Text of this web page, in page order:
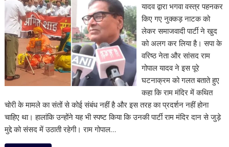
यादव द्वारा भगवा वस्त्र पहनकर
किए गए नुक्कड़ नाटक को
लेकर समाजवादी पार्टी ने खुद
को अलग कर लिया है। सपा के
वरिष्ठ नेता और सांसद राम
गोपाल यादव ने इस पूरे
घटनाक्रम को गलत बताते हुए
कहा कि राम मंदिर में कथित
चोरी के मामले का संतों से कोई संबंध नहीं है और इस तरह का प्रदर्शन नहीं होना
चाहिए था। हालांकि उन्होंने यह भी स्पष्ट किया कि उनकी पार्टी राम मंदिर दान से जुड़े
मुद्दे को संसद में उठाती रहेगी। राम गोपाल…